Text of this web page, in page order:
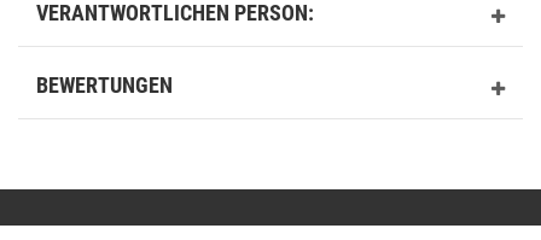
VERANTWORTLICHEN PERSON:
BEWERTUNGEN